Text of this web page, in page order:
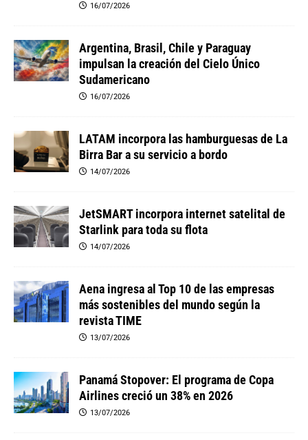
16/07/2026
Argentina, Brasil, Chile y Paraguay
impulsan la creación del Cielo Único
Sudamericano
16/07/2026
LATAM incorpora las hamburguesas de La
Birra Bar a su servicio a bordo
14/07/2026
JetSMART incorpora internet satelital de
Starlink para toda su flota
14/07/2026
Aena ingresa al Top 10 de las empresas
más sostenibles del mundo según la
revista TIME
13/07/2026
Panamá Stopover: El programa de Copa
Airlines creció un 38% en 2026
13/07/2026